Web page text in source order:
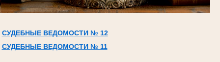
СУДЕБНЫЕ ВЕДОМОСТИ № 12
СУДЕБНЫЕ ВЕДОМОСТИ № 11